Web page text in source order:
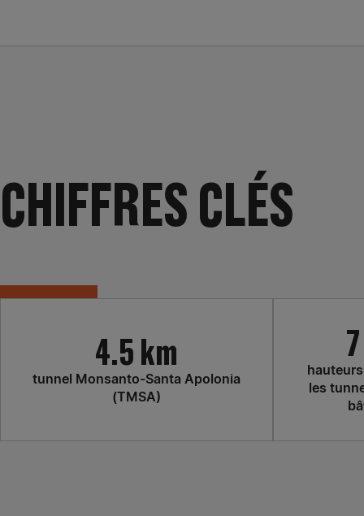
CHIFFRES CLÉS
4.5 km
tunnel Monsanto-Santa Apolonia
(TMSA)
les